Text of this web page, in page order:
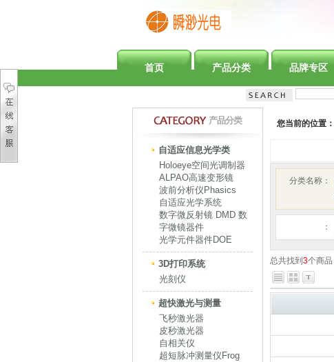
首页 产品分类 品牌专区
产品分类
自适应信息光学类
Holoeye空间光调制器
ALPAO高速变形镜
波前分析仪Phasics
自适应光学系统
数字微反射镜 DMD 数
字微镜器件
光学元件器件DOE
3D打印系统
光刻仪
超快激光与测量
飞秒激光器
皮秒激光器
自相关仪
超短脉冲测量仪Frog
您当前的位置：
分类名称：
：
总共找到 3个商品